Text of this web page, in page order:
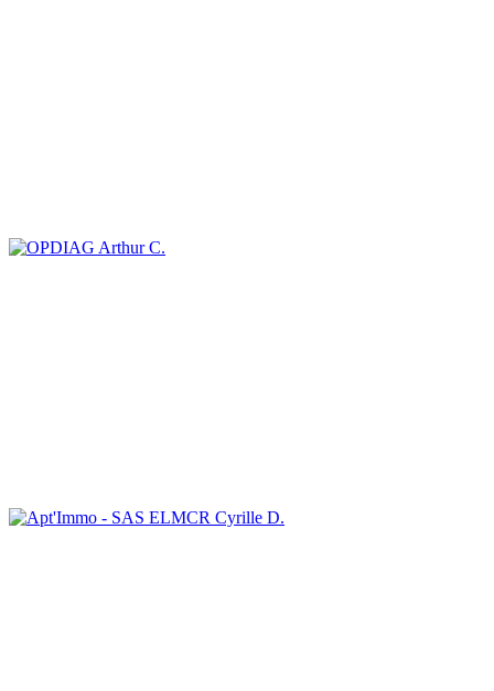
Arthur C.
Cyrille D.